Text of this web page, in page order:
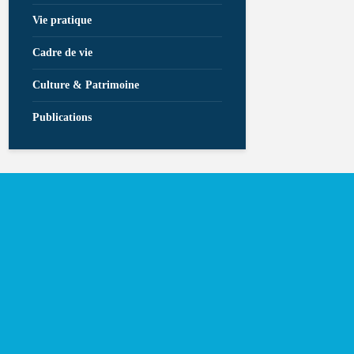
Vie pratique
Cadre de vie
Culture & Patrimoine
Publications